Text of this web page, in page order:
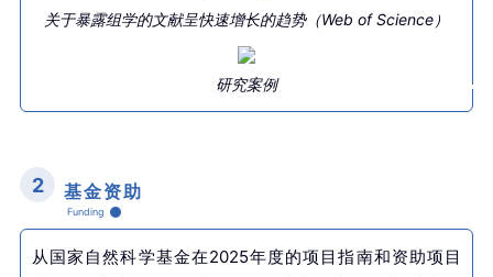
关于暴露组学的文献呈快速增长的趋势（Web of Science）
研究案例
2 基金资助
Funding
从国家自然科学基金在2025年度的项目指南和资助项目